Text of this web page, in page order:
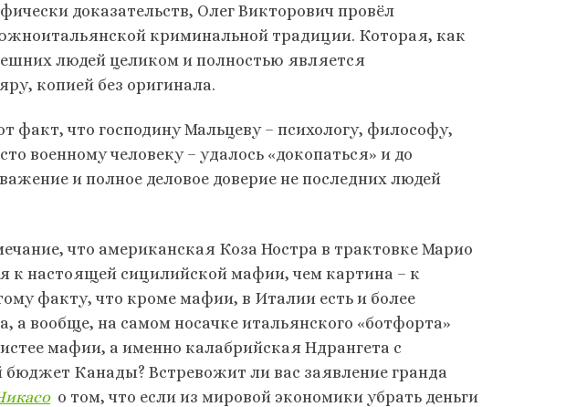
доказательств, Олег Викторович провёл
криминальной традиции. Которая, как
людей целиком и полностью является
копией без оригинала.
факт, что господину Мальцеву – психологу, философу,
военному человеку – удалось «докопаться» и до
и полное деловое доверие не последних людей
что американская Коза Ностра в трактовке Марио
к настоящей сицилийской мафии, чем картина – к
факту, что кроме мафии, в Италии есть и более
а вообще, на самом носачке итальянского «ботфорта»
мафии, а именно калабрийская Ндрангета с
Канады? Встревожит ли вас заявление гранда
о том, что если из мировой экономики убрать деньги